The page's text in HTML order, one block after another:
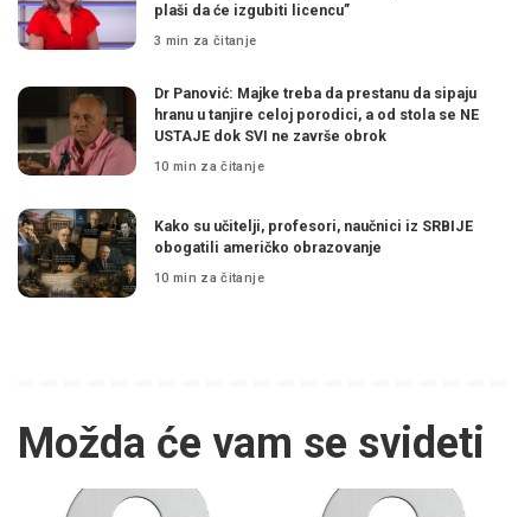
plaši da će izgubiti licencu”
3 min za čitanje
Dr Panović: Majke treba da prestanu da sipaju
hranu u tanjire celoj porodici, a od stola se NE
USTAJE dok SVI ne završe obrok
10 min za čitanje
Kako su učitelji, profesori, naučnici iz SRBIJE
obogatili američko obrazovanje
10 min za čitanje
Možda će vam se svideti